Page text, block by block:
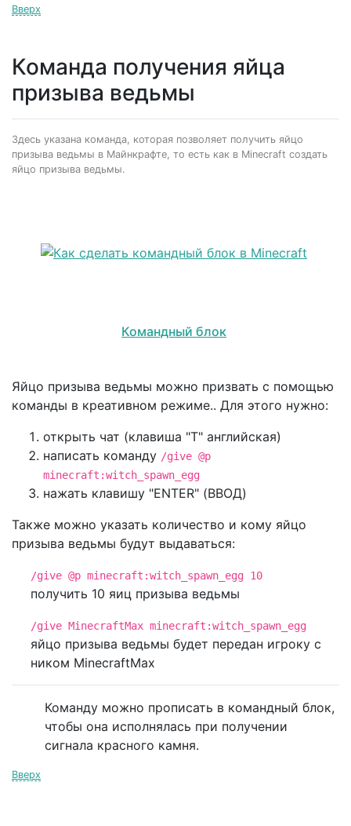
Вверх
Команда получения яйца
призыва ведьмы
Здесь указана команда, которая позволяет получить яйцо
призыва ведьмы в Майнкрафте, то есть как в Minecraft создать
яйцо призыва ведьмы.
Командный блок
Яйцо призыва ведьмы можно призвать с помощью
команды в креативном режиме.. Для этого нужно:
открыть чат (клавиша "T" английская)
написать команду /give @p
minecraft:witch_spawn_egg
нажать клавишу "ENTER" (ВВОД)
Также можно указать количество и кому яйцо
призыва ведьмы будут выдаваться:
/give @p minecraft:witch_spawn_egg 10
получить 10 яиц призыва ведьмы
/give MinecraftMax minecraft:witch_spawn_egg
яйцо призыва ведьмы будет передан игроку с
ником MinecraftMax
Команду можно прописать в командный блок,
чтобы она исполнялась при получении
сигнала красного камня.
Вверх